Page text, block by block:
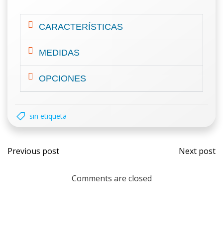
CARACTERÍSTICAS
MEDIDAS
OPCIONES
sin etiqueta
Previous post Next post
Comments are closed